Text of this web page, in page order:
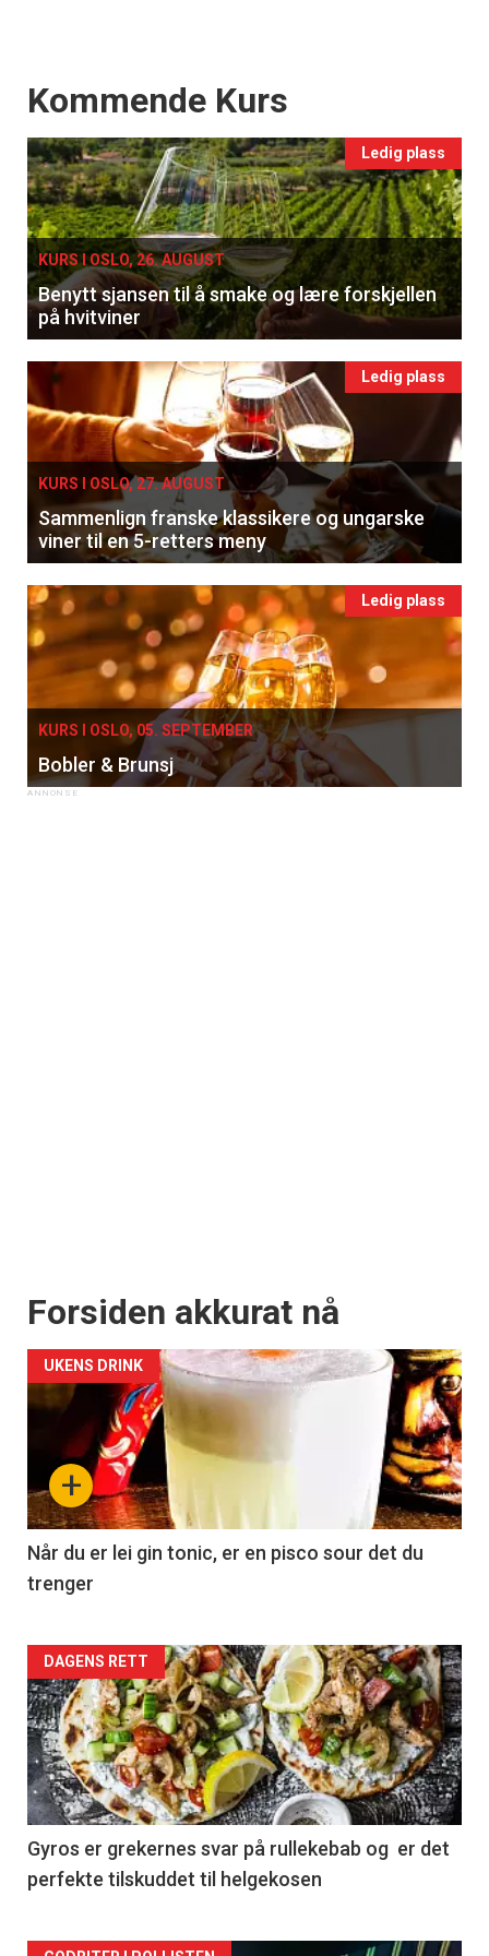
Events
Kommende Kurs
Ledig plass
KURS I OSLO, 26. AUGUST
Benytt sjansen til å smake og lære forskjellen
på hvitviner
Ledig plass
KURS I OSLO, 27. AUGUST
Sammenlign franske klassikere og ungarske
viner til en 5-retters meny
Ledig plass
KURS I OSLO, 05. SEPTEMBER
Bobler & Brunsj
Forsiden akkurat nå
+
UKENS DRINK
Når du er lei gin tonic, er en pisco sour det du
trenger
Forsiden
akkurat
nå
-
2
DAGENS RETT
Gyros er grekernes svar på rullekebab og er det
perfekte tilskuddet til helgekosen